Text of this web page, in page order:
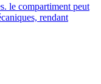
le compartiment peut
rendant